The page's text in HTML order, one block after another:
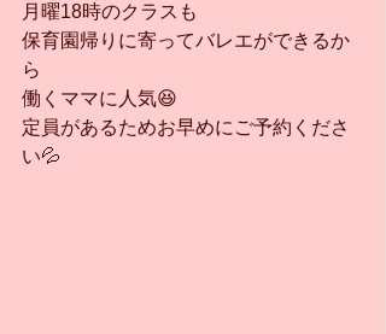
月曜18時のクラスも
保育園帰りに寄ってバレエができるか
ら
働くママに人気😆
定員があるためお早めにご予約くださ
い💦